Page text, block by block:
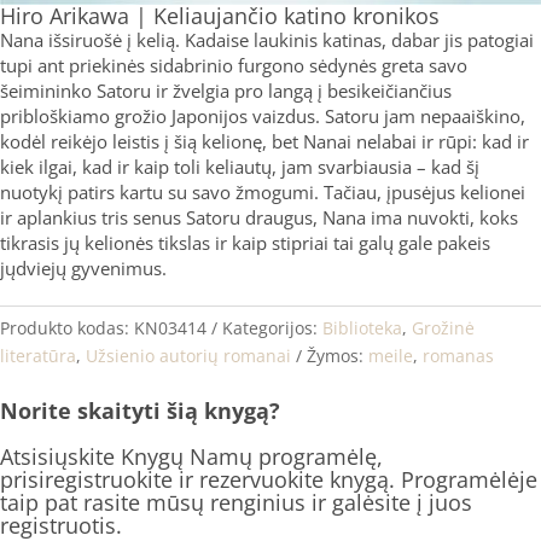
Hiro Arikawa | Keliaujančio katino kronikos
Nana išsiruošė į kelią. Kadaise laukinis katinas, dabar jis patogiai
tupi ant priekinės sidabrinio furgono sėdynės greta savo
šeimininko Satoru ir žvelgia pro langą į besikeičiančius
pribloškiamo grožio Japonijos vaizdus. Satoru jam nepaaiškino,
kodėl reikėjo leistis į šią kelionę, bet Nanai nelabai ir rūpi: kad ir
kiek ilgai, kad ir kaip toli keliautų, jam svarbiausia – kad šį
nuotykį patirs kartu su savo žmogumi. Tačiau, įpusėjus kelionei
ir aplankius tris senus Satoru draugus, Nana ima nuvokti, koks
tikrasis jų kelionės tikslas ir kaip stipriai tai galų gale pakeis
jųdviejų gyvenimus.
Produkto kodas: KN03414 Kategorijos: Biblioteka, Grožinė
literatūra, Užsienio autorių romanai Žymos: meile, romanas
Norite skaityti šią knygą?
Atsisiųskite Knygų Namų programėlę,
prisiregistruokite ir rezervuokite knygą. Programėlėje
taip pat rasite mūsų renginius ir galėsite į juos
registruotis.